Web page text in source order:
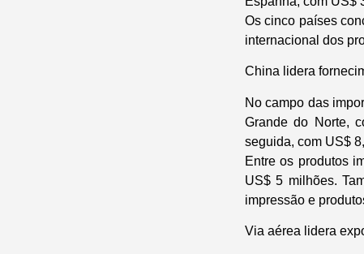
Os cinco países
internacional dos
China lidera
No campo das
Grande do Norte,
seguida, com US$
Entre os produtos
US$ 5 milhões.
impressão e
Via aérea lidera